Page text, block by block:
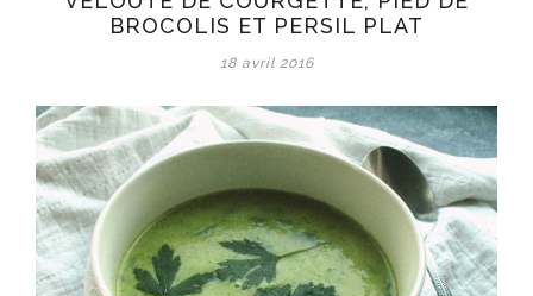
de
plat
BROCOLIS ET PERSIL PLAT
18 avril 2016